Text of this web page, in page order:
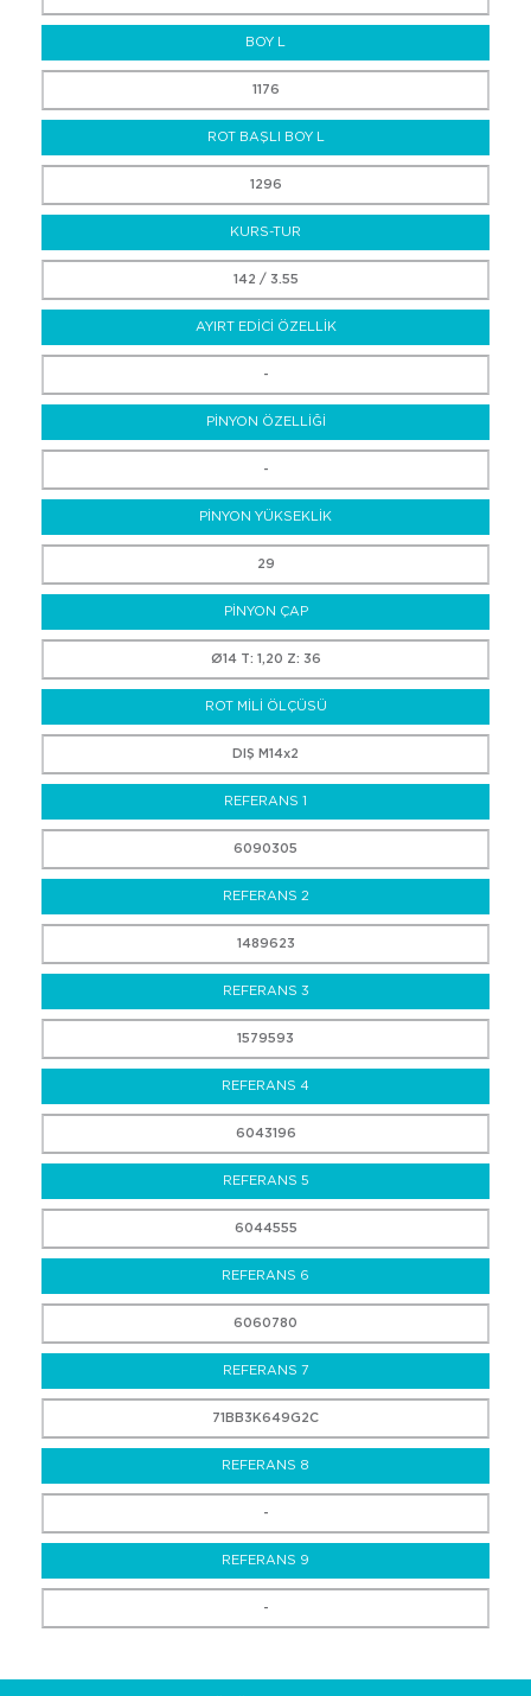
BOY L
1176
ROT BAŞLI BOY L
1296
KURS-TUR
142 / 3.55
AYIRT EDİCİ ÖZELLİK
-
PİNYON ÖZELLİĞİ
-
PİNYON YÜKSEKLİK
29
PİNYON ÇAP
Ø14 T: 1,20 Z: 36
ROT MİLİ ÖLÇÜSÜ
DIŞ M14x2
REFERANS 1
6090305
REFERANS 2
1489623
REFERANS 3
1579593
REFERANS 4
6043196
REFERANS 5
6044555
REFERANS 6
6060780
REFERANS 7
71BB3K649G2C
REFERANS 8
-
REFERANS 9
-